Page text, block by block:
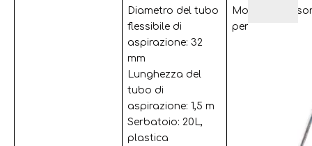
Diametro del tubo
flessibile di
aspirazione: 32
mm
Lunghezza del
tubo di
aspirazione: 1,5 m
Serbatoio: 20L,
plastica
Monte
per lo spazio